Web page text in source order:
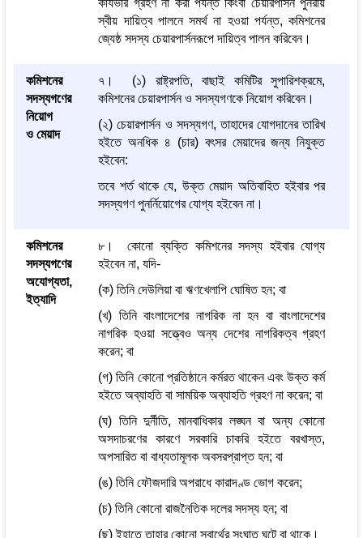
কার্যভার গ্রহণ না করা পর্যন্ত কিংবা চেয়ারপার্সন পুনরায়
স্বীয় দায়িত্ব পালনে সমর্থ না হওয়া পর্যন্ত, কমিশনের
জ্যেষ্ঠ সদস্য চেয়ারপার্সনরূপে দায়িত্ব পালন করিবেন।
কমিশনের
সদস্যগণের
নিয়োগ
ও মেয়াদ
৭। (১) রাষ্ট্রপতি, বাছাই কমিটির সুপারিশক্রমে,
কমিশনের চেয়ারপার্সন ও সদস্যগণকে নিয়োগ করিবেন।
(২) চেয়ারপার্সন ও সদস্যগণ, তাহাদের যোগদানের তারিখ
হইতে অনধিক ৪ (চার) বৎসর মেয়াদের জন্য নিযুক্ত
হইবেন:
তবে শর্ত থাকে যে, উক্ত মেয়াদ অতিবাহিত হইবার পর
সদস্যগণ পুনর্নিয়োগের যোগ্য হইবেন না।
কমিশনের
সদস্যগণের
অযোগ্যতা,
ইত্যাদি
৮। কোনো ব্যক্তি কমিশনের সদস্য হইবার যোগ্য
হইবেন না, যদি-
(ক) তিনি দেউলিয়া বা ঋণখেলাপি ঘোষিত হন; বা
(খ) তিনি বাংলাদেশের নাগরিক না হন বা বাংলাদেশের
নাগরিক হওয়া সত্ত্বেও অন্য দেশের নাগরিকত্ব গ্রহণ
করেন; বা
(গ) তিনি কোনো প্রতিষ্ঠানে কর্মরত থাকেন এবং উক্ত কর্ম
হইতে অব্যাহতি বা সাময়িক অব্যাহতি গ্রহণ না করেন; বা
(ঘ) তিনি দুর্নীতি, মানবাধিকার লঙ্ঘন বা অন্য কোনো
অসদাচরণের কারণে সরকারি চাকরি হইতে বরখাস্ত,
অপসারিত বা বাধ্যতামূলক অবসরপ্রাপ্ত হন; বা
(ঙ) তিনি ফৌজদারি অপরাধে কারাদণ্ড ভোগ করেন;
(চ) তিনি কোনো রাজনৈতিক দলের সদস্য হন; বা
(ছ) ইহাতে তাহার কোনো স্বার্থের সংঘাত ঘটে বা থাকে।